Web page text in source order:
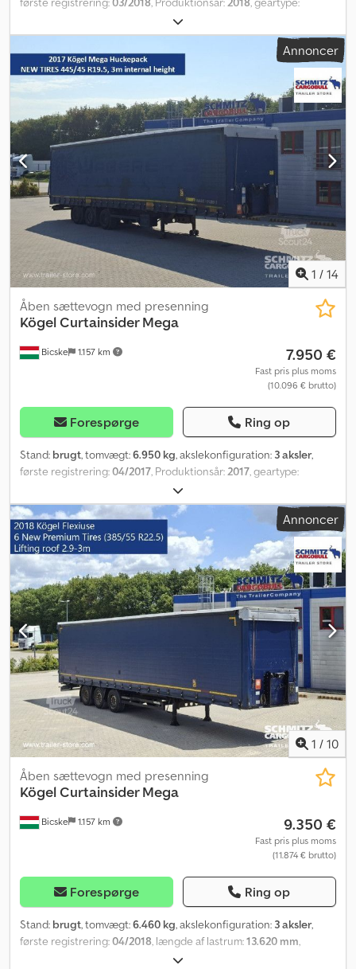
, Egenvægt: 6460 kg. Find et overblik over alle
tilgængelige køretøjer på vores hjemmeside. Brug for
finansiering? Vi tilbyder individuelle finansieringsløsninger, fuld
serviceaftaler og telematiktjenester. Vi rådgiver dig gerne
personligt. Dsdpfx Aoztg Ekom Dekr
Annoncer
1 / 14
Bicske 1.157 km
Åben sættevogn med presenning
KögelCurtainsider Mega
7.950 €
Fast pris plus moms
(10.096 € brutto)
Forespørge Ring op
Stand: brugt, tomvægt:6.950 kg, akslekonfiguration: 3 aksler,
første registrering:04/2017, Produktionsår:2017, geartype:
, Egentvægt: 6950 kg. Se en oversigt over alle
tilgængelige køretøjer på vores hjemmeside. Har du brug for
finansiering? Vi tilbyder individuelle finansieringsløsninger,
komplette serviceaftaler og telematikydelser. Vi står gerne til
rådighed for en personlig rådgivning. Djdpeztgzfefx Am Djkr
Annoncer
1 / 10
Bicske 1.157 km
Åben sættevogn med presenning
KögelCurtainsider Mega
9.350 €
Fast pris plus moms
(11.874 € brutto)
Forespørge Ring op
Stand: brugt, tomvægt:6.460 kg, akslekonfiguration: 3 aksler,
første registrering:04/2018 , længde af lastrum:13.620 mm
, lastepladshøjde: